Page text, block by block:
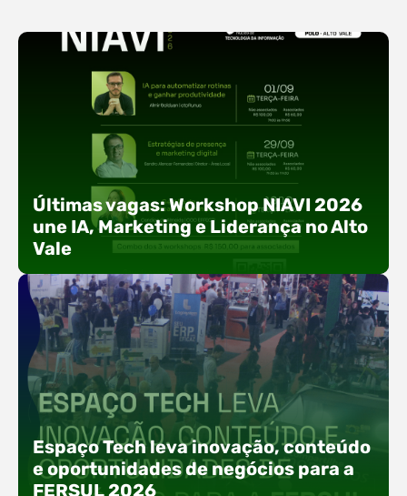
Últimas vagas: Workshop NIAVI 2026
une IA, Marketing e Liderança no Alto
Vale
Com o objetivo de impulsionar a produtividade, a
presença digital e a gestão nas empresas do
Alto Vale, o Núcleo de Tecnologia da Informação
(NIAVI), Polo ACATE-ACIRS, realiza a edição
Espaço Tech leva inovação, conteúdo
e oportunidades de negócios para a
FERSUL 2026